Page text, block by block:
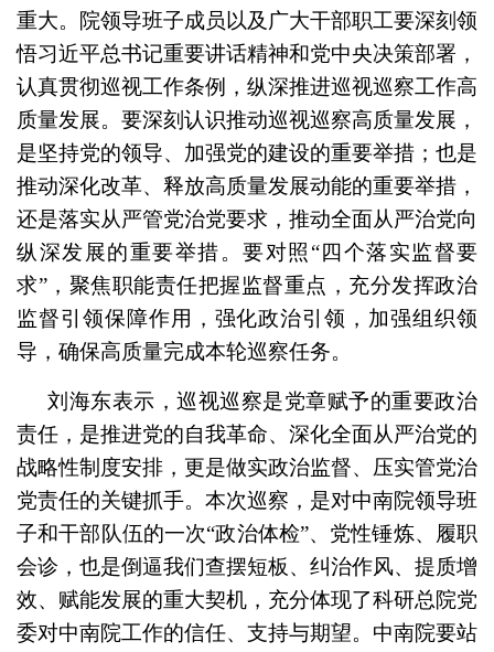
重大。院领导班子成员以及广大干部职工要深刻领
悟习近平总书记重要讲话精神和党中央决策部署，
认真贯彻巡视工作条例，纵深推进巡视巡察工作高
质量发展。要深刻认识推动巡视巡察高质量发展，
是坚持党的领导、加强党的建设的重要举措；也是
推动深化改革、释放高质量发展动能的重要举措，
还是落实从严管党治党要求，推动全面从严治党向
纵深发展的重要举措。要对照“四个落实监督要
求”，聚焦职能责任把握监督重点，充分发挥政治
监督引领保障作用，强化政治引领，加强组织领
导，确保高质量完成本轮巡察任务。
刘海东表示，巡视巡察是党章赋予的重要政治
责任，是推进党的自我革命、深化全面从严治党的
战略性制度安排，更是做实政治监督、压实管党治
党责任的关键抓手。本次巡察，是对中南院领导班
子和干部队伍的一次“政治体检”、党性锤炼、履职
会诊，也是倒逼我们查摆短板、纠治作风、提质增
效、赋能发展的重大契机，充分体现了科研总院党
委对中南院工作的信任、支持与期望。中南院要站